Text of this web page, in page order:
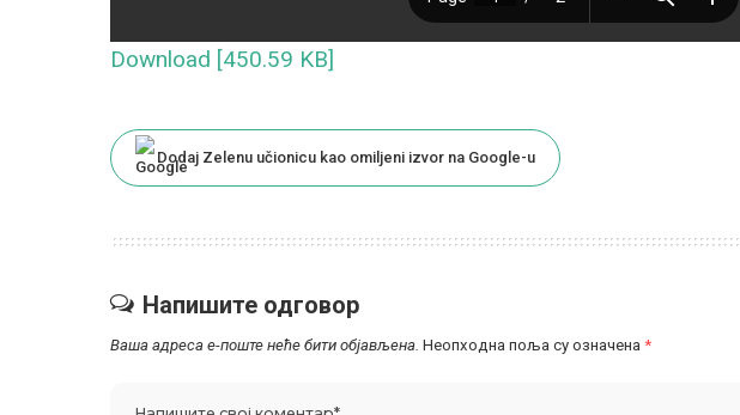
Download [450.59 KB]
Dodaj Zelenu učionicu kao omiljeni izvor na Google-u
Напишите одговор
Ваша адреса е-поште неће бити објављена. Неопходна поља су означена *